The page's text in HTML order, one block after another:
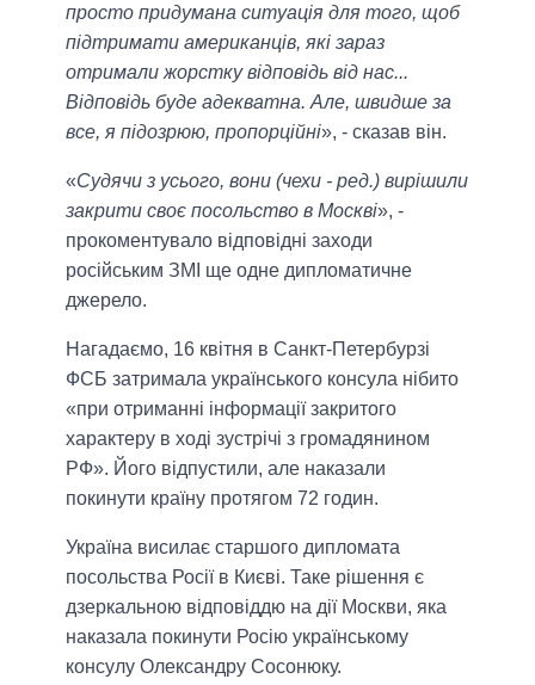
просто придумана ситуація для того, щоб
підтримати американців, які зараз
отримали жорстку відповідь від нас...
Відповідь буде адекватна. Але, швидше за
все, я підозрюю, пропорційні», - сказав він.
«Судячи з усього, вони (чехи - ред.) вирішили
закрити своє посольство в Москві», -
прокоментувало відповідні заходи
російським ЗМІ ще одне дипломатичне
джерело.
Нагадаємо, 16 квітня в Санкт-Петербурзі
ФСБ затримала українського консула нібито
«при отриманні інформації закритого
характеру в ході зустрічі з громадянином
РФ». Його відпустили, але наказали
покинути країну протягом 72 годин.
Україна висилає старшого дипломата
посольства Росії в Києві. Таке рішення є
дзеркальною відповіддю на дії Москви, яка
наказала покинути Росію українському
консулу Олександру Сосонюку.